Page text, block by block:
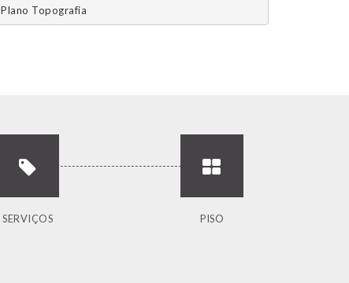
Plano Topografia
SERVIÇOS PISO